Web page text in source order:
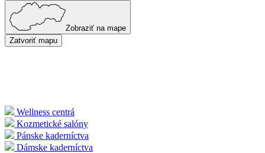
Zobraziť na mape
Zatvoriť mapu
Wellness centrá
Kozmetické salóny
Pánske kaderníctva
Dámske kaderníctva